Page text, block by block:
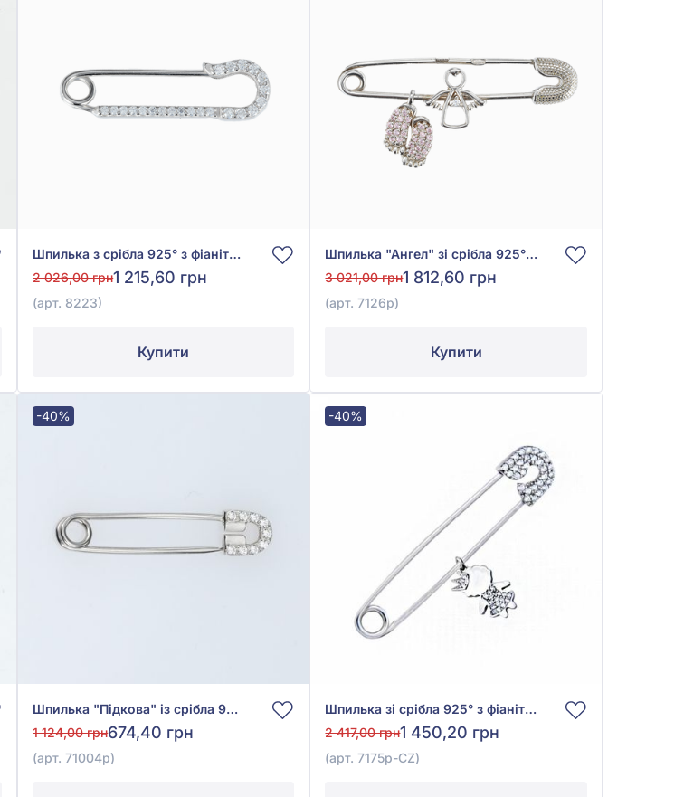
Шпилька з срібла 925° з фіанітом/куб.цирконієм, арт. 8223
2 026,00 грн1 215,60 грн
(арт. 8223)
Купити
Шпилька "Ангел" зі срібла 925° з фіанітом/куб.цирконієм, арт. 7126р
3 021,00 грн1 812,60 грн
(арт. 7126р)
Купити
-40%
Шпилька "Підкова" із срібла 925° з фіанітом/куб.цирконієм, арт. 71004р
1 124,00 грн674,40 грн
(арт. 71004р)
-40%
Шпилька зі срібла 925° з фіанітом/куб.цирконієм, арт. 7175р-CZ
2 417,00 грн1 450,20 грн
(арт. 7175р-CZ)